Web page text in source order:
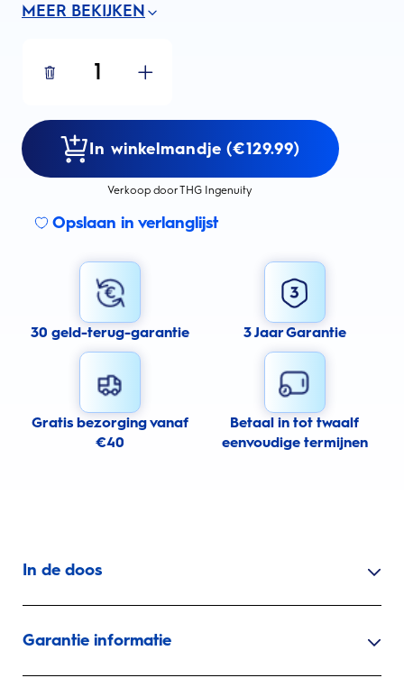
MEER BEKIJKEN
1
In winkelmandje (€129.99)
Verkoop door THG Ingenuity
Opslaan in verlanglijst
30 geld-terug-garantie 3 Jaar Garantie
Gratis bezorging vanaf
€40
Betaal in tot twaalf
eenvoudige termijnen
In de doos
Garantie informatie